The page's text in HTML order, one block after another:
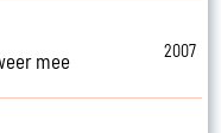
mee
2007